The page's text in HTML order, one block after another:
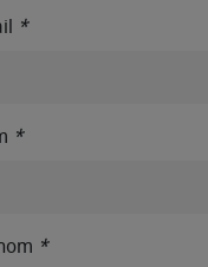
*
*
*